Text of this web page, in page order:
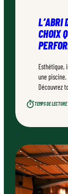
L’ABRI
CHOIX
Esthétique,
une piscine.
Découvrez
TEMPS DE